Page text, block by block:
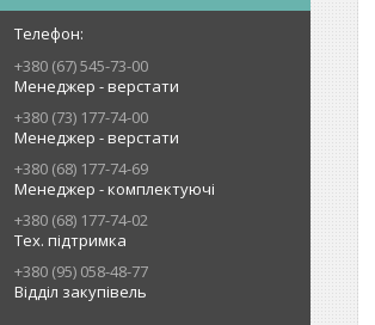
+380 (67) 545-73-00
Менеджер - верстати
+380 (73) 177-74-00
Менеджер - верстати
+380 (68) 177-74-69
Менеджер - комплектуючі
+380 (68) 177-74-02
Тех. підтримка
+380 (95) 058-48-77
Відділ закупівель